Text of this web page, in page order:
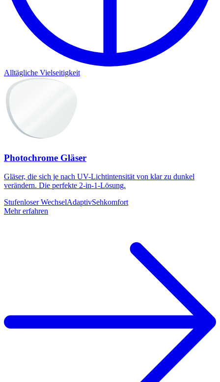
Alltägliche Vielseitigkeit
Photochrome Gläser
Gläser, die sich je nach UV-Lichtintensität von klar zu dunkel
verändern. Die perfekte 2-in-1-Lösung.
Stufenloser WechselAdaptivSehkomfort
Mehr erfahren